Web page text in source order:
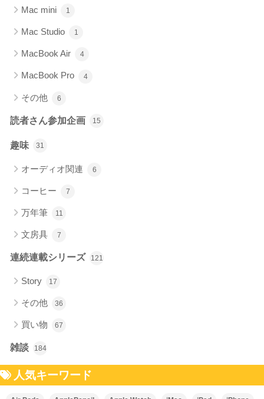
Mac mini 1
Mac Studio 1
MacBook Air 4
MacBook Pro 4
その他 6
読者さん参加企画 15
趣味 31
オーディオ関連 6
コーヒー 7
万年筆 11
文房具 7
連続連載シリーズ 121
Story 17
その他 36
買い物 67
雑談 184
人気キーワード